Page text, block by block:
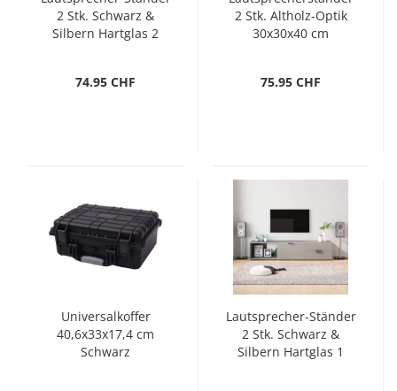
2 Stk. Schwarz &
Silbern Hartglas 2
74.95 CHF
2 Stk. Altholz-Optik
30x30x40 cm
75.95 CHF
Universalkoffer
40,6x33x17,4 cm
Schwarz
Lautsprecher-Ständer
2 Stk. Schwarz &
Silbern Hartglas 1